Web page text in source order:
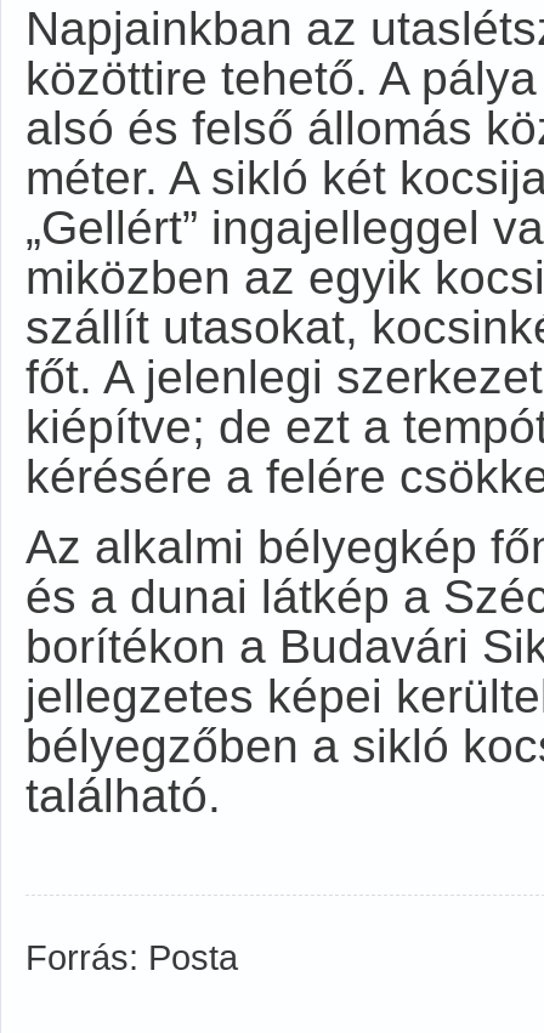
Napjainkban az
közöttire tehető. A
alsó és felső állomás
méter. A sikló két
„Gellért” ingajelleggel
miközben az egyik
szállít utasokat,
főt. A jelenlegi
kiépítve; de ezt a
kérésére a felére
Az alkalmi bélyegkép
és a dunai látkép a
borítékon a Budavári
jellegzetes képei
bélyegzőben a sikló
található.
Forrás: Posta